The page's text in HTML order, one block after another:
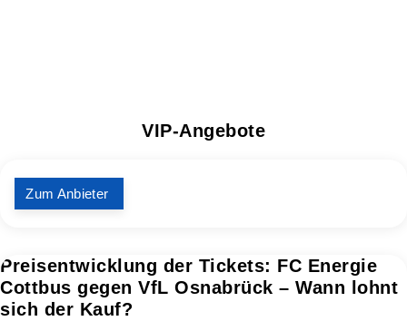
VIP-Angebote
Zum Anbieter
Preisentwicklung der Tickets: FC Energie
Cottbus gegen VfL Osnabrück – Wann lohnt
sich der Kauf?